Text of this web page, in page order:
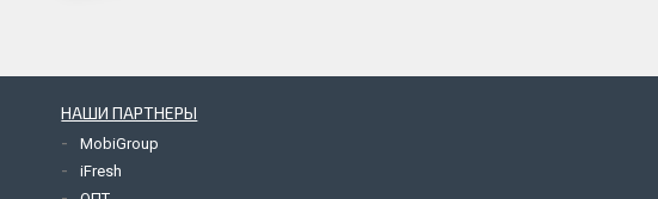
НАШИ ПАРТНЕРЫ
MobiGroup
iFresh